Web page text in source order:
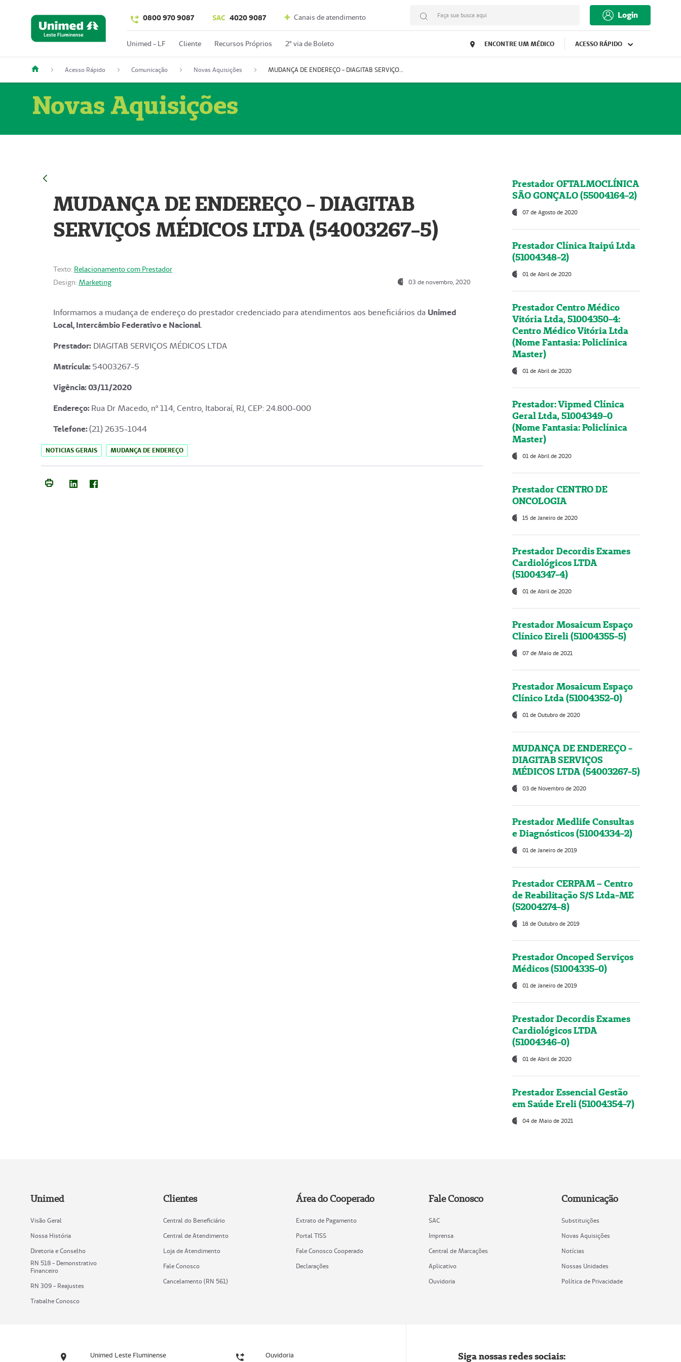
0800 970 9087 SAC 4020 9087 Canais de atendimento Faça sua busca aqui Login
Unimed - LF Cliente Recursos Próprios 2º via de Boleto ENCONTRE UM MÉDICO ACESSO RÁPIDO
Acesso Rápido Comunicação Novas Aquisições MUDANÇA DE ENDEREÇO - DIAGITAB SERVIÇOS MÉDICOS LTDA (54003267-5)
Novas Aquisições
MUDANÇA DE ENDEREÇO - DIAGITAB
SERVIÇOS MÉDICOS LTDA (54003267-5)
Texto: Relacionamento com Prestador
Design: Marketing 03 de novembro, 2020
Informamos a mudança de endereço do prestador credenciado para atendimentos aos beneficiários da Unimed
Local, Intercâmbio Federativo e Nacional.
Prestador: DIAGITAB SERVIÇOS MÉDICOS LTDA
Matrícula:54003267-5
Vigência: 03/11/2020
Endereço:Rua Dr Macedo, nº 114, Centro, Itaboraí, RJ, CEP: 24.800-000
Telefone:(21) 2635-1044
NOTICIAS GERAIS MUDANÇA DE ENDEREÇO
Prestador OFTALMOCLÍNICA
SÃO GONÇALO (55004164-2)
07 de Agosto de 2020
Prestador Clínica Itaipú Ltda
(51004348-2)
01 de Abril de 2020
Prestador Centro Médico
Vitória Ltda, 51004350-4:
Centro Médico Vitória Ltda
(Nome Fantasia: Policlínica
Master)
01 de Abril de 2020
Prestador: Vipmed Clínica
Geral Ltda, 51004349-0
(Nome Fantasia: Policlínica
Master)
01 de Abril de 2020
Prestador CENTRO DE
ONCOLOGIA
15 de Janeiro de 2020
Prestador Decordis Exames
Cardiológicos LTDA
(51004347-4)
01 de Abril de 2020
Prestador Mosaicum Espaço
Clínico Eireli (51004355-5)
07 de Maio de 2021
Prestador Mosaicum Espaço
Clínico Ltda (51004352-0)
01 de Outubro de 2020
MUDANÇA DE ENDEREÇO -
DIAGITAB SERVIÇOS
MÉDICOS LTDA (54003267-5)
03 de Novembro de 2020
Prestador Medlife Consultas
e Diagnósticos (51004334-2)
01 de Janeiro de 2019
Prestador CERPAM – Centro
de Reabilitação S/S Ltda-ME
(52004274-8)
18 de Outubro de 2019
Prestador Oncoped Serviços
Médicos (51004335-0)
01 de Janeiro de 2019
Prestador Decordis Exames
Cardiológicos LTDA
(51004346-0)
01 de Abril de 2020
Prestador Essencial Gestão
em Saúde Ereli (51004354-7)
04 de Maio de 2021
Unimed
Visão Geral
Nossa História
Diretoria e Conselho
RN 518 - Demonstrativo
Financeiro
RN 309 - Reajustes
Trabalhe Conosco
Clientes
Central do Beneficiário
Central de Atendimento
Loja de Atendimento
Fale Conosco
Cancelamento (RN 561)
Área do Cooperado
Extrato de Pagamento
Portal TISS
Fale Conosco Cooperado
Declarações
Fale Conosco
SAC
Imprensa
Central de Marcações
Aplicativo
Ouvidoria
Comunicação
Substituições
Novas Aquisições
Notícias
Nossas Unidades
Política de Privacidade
Unimed Leste Fluminense Ouvidoria Siga nossas redes sociais: